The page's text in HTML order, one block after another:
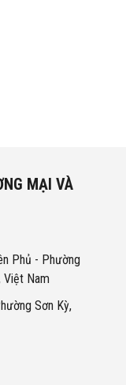
MẠI VÀ
Phủ - Phường
Việt Nam
Sơn Kỳ,